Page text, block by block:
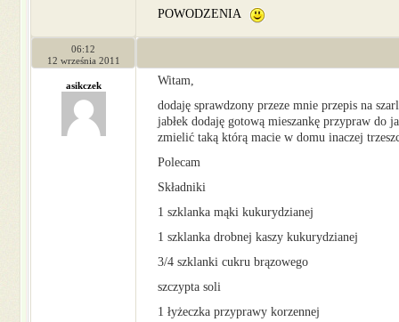
POWODZENIA
06:12
12 września 2011
asikczek
Witam,
dodaję sprawdzony przeze mnie przepis na
jabłek dodaję gotową mieszankę przypraw do
zmielić taką którą macie w domu inaczej
Polecam
Składniki
1 szklanka mąki kukurydzianej
1 szklanka drobnej kaszy kukurydzianej
3/4 szklanki cukru brązowego
szczypta soli
1 łyżeczka przyprawy korzennej